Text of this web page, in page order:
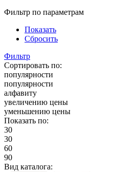
Фильтр по параметрам
Показать
Сбросить
Фильтр
Сортировать по:
популярности
популярности
алфавиту
увеличению цены
уменьшению цены
Показать по:
30
30
60
90
Вид каталога: